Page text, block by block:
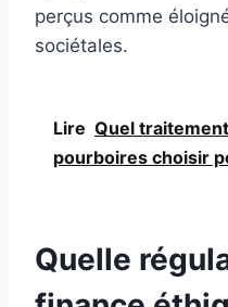
perçus comme
sociétales.
Lire Quel
pourboires choisir
Quelle